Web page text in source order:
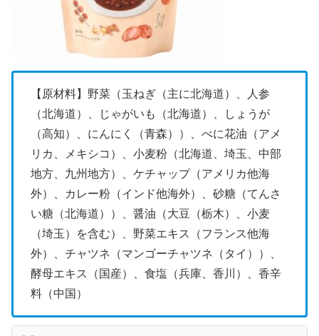
【原材料】野菜（玉ねぎ（主に北海道）、人参
（北海道）、じゃがいも（北海道）、しょうが
（高知）、にんにく（青森））、べに花油（アメ
リカ、メキシコ）、小麦粉（北海道、埼玉、中部
地方、九州地方）、ケチャップ（アメリカ他海
外）、カレー粉（インド他海外）、砂糖（てんさ
い糖（北海道））、醤油（大豆（栃木）、小麦
（埼玉）を含む）、野菜エキス（フランス他海
外）、チャツネ（マンゴーチャツネ（タイ））、
酵母エキス（国産）、食塩（兵庫、香川）、香辛
料（中国）